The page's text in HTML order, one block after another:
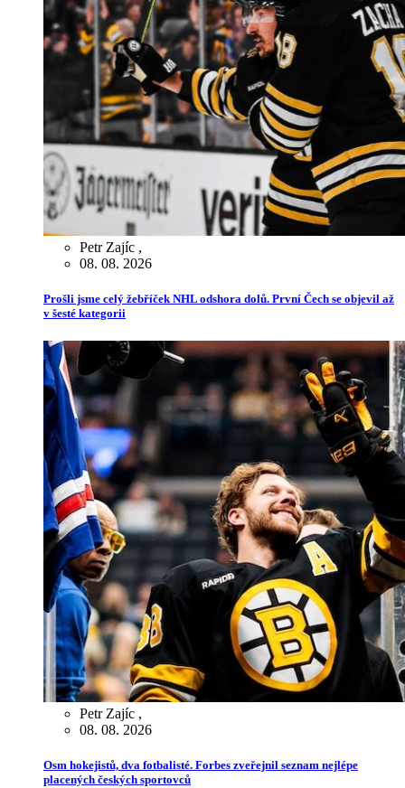
Petr Zajíc ,
08. 08. 2026
Prošli jsme celý žebříček NHL odshora dolů. První Čech se objevil až
v šesté kategorii
Petr Zajíc ,
08. 08. 2026
Osm hokejistů, dva fotbalisté. Forbes zveřejnil seznam nejlépe
placených českých sportovců